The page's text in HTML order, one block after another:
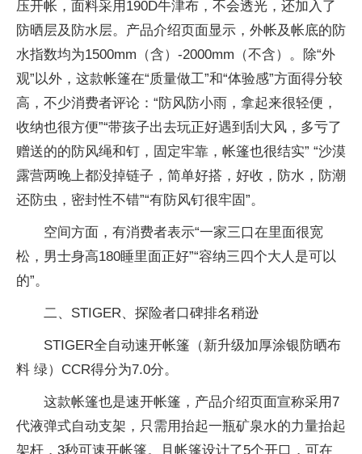
压开帐，面料采用190D牛津布，不会透光，还加入了
防晒层及防水层。产品介绍页面显示，外帐及帐底的防
水指数均为1500mm（含）-2000mm（不含）。除“外
观”以外，这款帐篷在“质量做工”和“体验感”方面得分较
高，不少消费者评论：“防风防小雨，拿起来很轻便，
收纳也很方便”“带孩子出去玩正好遇到刮大风，多亏了
赠送的的防风绳和钉，固定牢靠，帐篷也很结实” “沙漠
露营两晚上都没掉链子，简单好搭，好收，防水，防潮
还防虫，密封性不错”“有防风钉很牢固”。
空间方面，有消费者表示“一家三口在里面很宽
松，男士身高180睡里面正好”“容纳三四个大人是可以
的”。
二、STIGER、探险者口碑排名稍逊
STIGER全自动速开帐篷（新升级加厚涂银防晒布
料 绿）CCR得分为7.0分。
这款帐篷也是速开帐篷，产品介绍页面宣称采用7
代液弹式自动支架，只需用抬起一瓶矿泉水的力量抬起
架杆，3秒可速开帐篷。且帐篷设计了5个开口，可在